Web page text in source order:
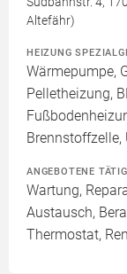
Altefähr)
HEIZUNG
Wärmepumpe,
Pelletheizung,
ANGEBOTENE
Wartung,
Austausch,
Thermostat,